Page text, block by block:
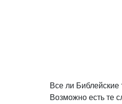
Все ли
Возможно есть те